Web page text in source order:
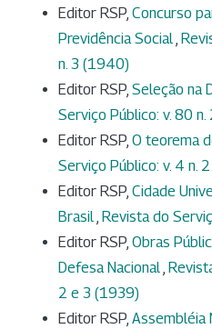
Editor RSP, Concurso
Previdência Social,
n. 3 (1940)
Editor RSP, Seleção na
Serviço Público: v. 80
Editor RSP, O teorema
Serviço Público: v. 4 n.
Editor RSP, Cidade
Brasil, Revista do
Editor RSP, Obras
Defesa Nacional,
2 e 3 (1939)
Editor RSP, Assembléia